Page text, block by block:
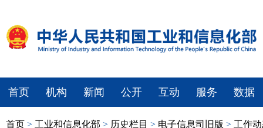
首页 机构 新闻 公开 互动 服务 数据
首页 > 工业和信息化部 > 历史栏目 > 电子信息司旧版 > 工作